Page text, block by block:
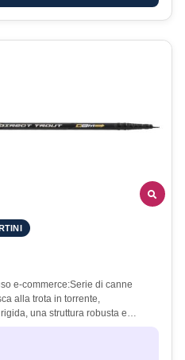
e-commerce:Serie di canne
alla trota in torrente,
una struttura robusta e…